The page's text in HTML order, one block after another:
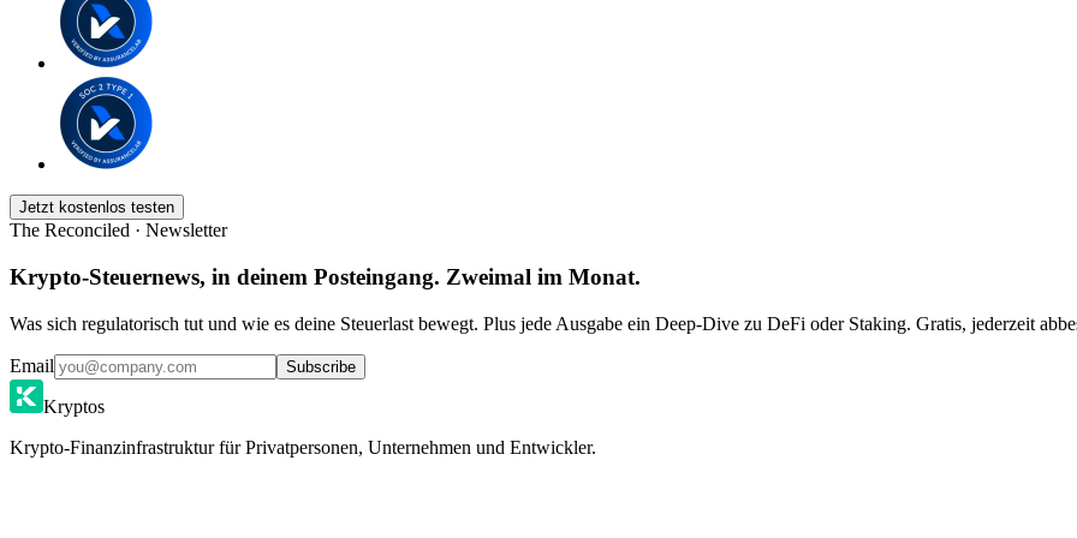
Jetzt kostenlos testen
The Reconciled · Newsletter
Krypto-Steuernews, in deinem Posteingang. Zweimal im Monat.
Was sich regulatorisch tut und wie es deine Steuerlast bewegt. Plus jede Ausgabe ein Deep-Dive zu DeFi oder Staking. Gratis, jederzeit
Email Subscribe
Kryptos
Krypto-Finanzinfrastruktur für Privatpersonen, Unternehmen und Entwickler.